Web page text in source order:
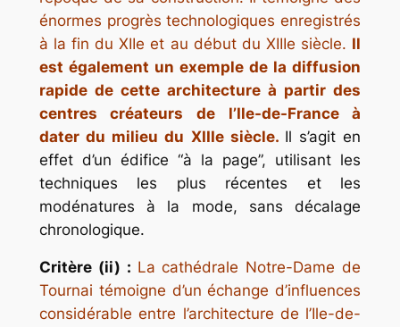
énormes progrès technologiques enregistrés
à la fin du XIIe et au début du XIIIe siècle. Il
est également un exemple de la diffusion
rapide de cette architecture à partir des
centres créateurs de l’Ile-de-France à
dater du milieu du XIIIe siècle. Il s’agit en
effet d’un édifice “à la page”, utilisant les
techniques les plus récentes et les
modénatures à la mode, sans décalage
chronologique.
Critère (ii) : La cathédrale Notre-Dame de
Tournai témoigne d’un échange d’influences
considérable entre l’architecture de l’Ile-de-